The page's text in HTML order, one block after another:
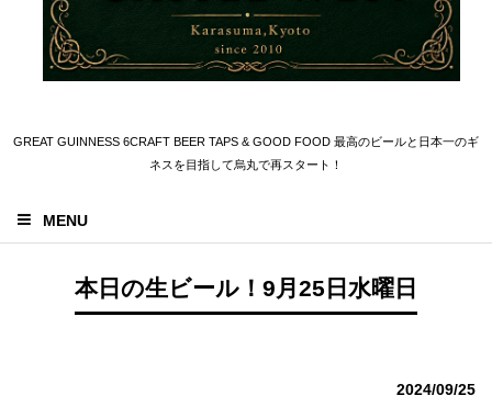
GREAT GUINNESS 6CRAFT BEER TAPS & GOOD FOOD 最高のビールと日本一のギ
ネスを目指して烏丸で再スタート！
MENU
本日の生ビール！9月25日水曜日
2024/09/25